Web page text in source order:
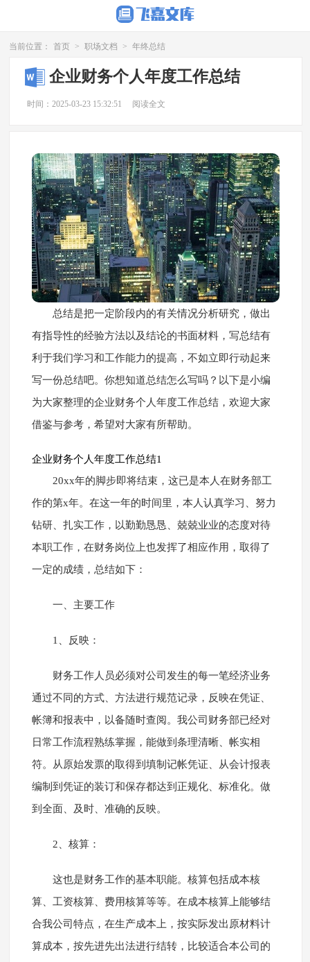
当前位置： 首页 > 职场文档 > 年终总结
企业财务个人年度工作总结
时间：2025-03-23 15:32:51 阅读全文
总结是把一定阶段内的有关情况分析研究，做出
有指导性的经验方法以及结论的书面材料，写总结有
利于我们学习和工作能力的提高，不如立即行动起来
写一份总结吧。你想知道总结怎么写吗？以下是小编
为大家整理的企业财务个人年度工作总结，欢迎大家
借鉴与参考，希望对大家有所帮助。
企业财务个人年度工作总结1
20xx年的脚步即将结束，这已是本人在财务部工
作的第x年。在这一年的时间里，本人认真学习、努力
钻研、扎实工作，以勤勤恳恳、兢兢业业的态度对待
本职工作，在财务岗位上也发挥了相应作用，取得了
一定的成绩，总结如下：
一、主要工作
1、反映：
财务工作人员必须对公司发生的每一笔经济业务
通过不同的方式、方法进行规范记录，反映在凭证、
帐簿和报表中，以备随时查阅。我公司财务部已经对
日常工作流程熟练掌握，能做到条理清晰、帐实相
符。从原始发票的取得到填制记帐凭证、从会计报表
编制到凭证的装订和保存都达到正规化、标准化。做
到全面、及时、准确的反映。
2、核算：
这也是财务工作的基本职能。核算包括成本核
算、工资核算、费用核算等等。在成本核算上能够结
合我公司特点，在生产成本上，按实际发出原材料计
算成本，按先进先出法进行结转，比较适合本公司的